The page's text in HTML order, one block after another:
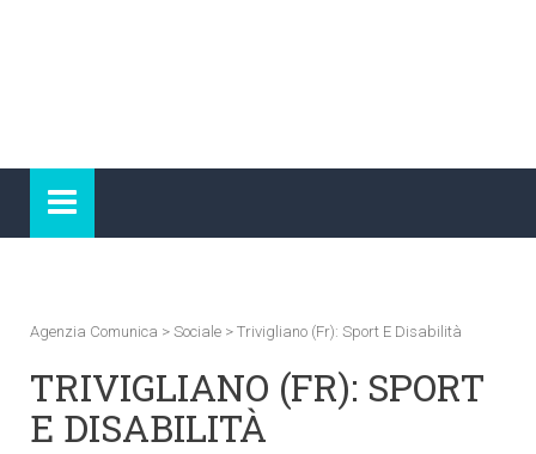
Agenzia Comunica > Sociale > Trivigliano (Fr): Sport E Disabilità
TRIVIGLIANO (FR): SPORT
E DISABILITÀ